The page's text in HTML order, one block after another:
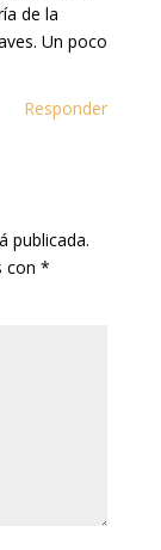
de la
Un poco
Responder
publicada.
con *